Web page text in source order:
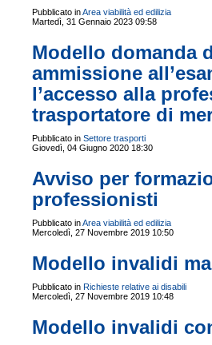
Pubblicato inArea viabilità ed edilizia
Martedì, 31 Gennaio 2023 09:58
Modello domanda
ammissione
l’accesso alla
trasportatore di
Pubblicato in Settore trasporti
Giovedì, 04 Giugno 2020 18:30
Avviso per
professionisti
Pubblicato inArea viabilità ed edilizia
Mercoledì, 27 Novembre 2019 10:50
Modello invalidi
Pubblicato in Richieste relative ai disabili
Mercoledì, 27 Novembre 2019 10:48
Modello invalidi